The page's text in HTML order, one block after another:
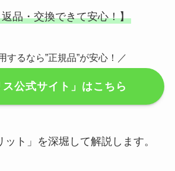
品・交換できて安心！】
するなら”正規品”が安心！／
ス公式サイト」はこちら
ト」を深堀して解説します。